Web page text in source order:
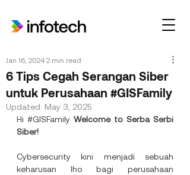
6 Tips Cegah Serangan Siber
untuk Perusahaan #GISFamily
Jan 16, 2024 2 min read
Updated: May 3, 2025
Hi #GISFamily Welcome to Serba Serbi
Siber!
Cybersecurity kini menjadi sebuah